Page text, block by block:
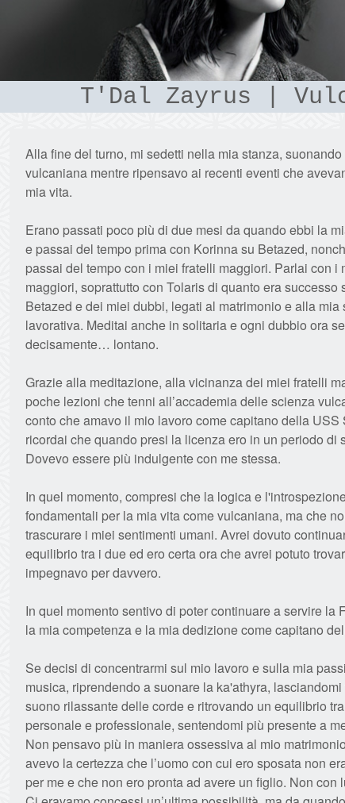
T'Dal Zayrus |
Alla fine del turno, mi sedetti nella mia stanza,
vulcaniana mentre ripensavo ai recenti eventi che
mia vita.
Erano passati poco più di due mesi da quando ebbi la
e passai del tempo prima con Korinna su Betazed,
passai del tempo con i miei fratelli maggiori. Parlai con i
maggiori, soprattutto con Tolaris di quanto era successo
Betazed e dei miei dubbi, legati al matrimonio e alla mia
lavorativa. Meditai anche in solitaria e ogni dubbio ora
decisamente… lontano.
Grazie alla meditazione, alla vicinanza dei miei fratelli
poche lezioni che tenni all’accademia delle scienza
conto che amavo il mio lavoro come capitano della USS
ricordai che quando presi la licenza ero in un periodo di
Dovevo essere più indulgente con me stessa.
In quel momento, compresi che la logica e
fondamentali per la mia vita come vulcaniana, ma che
trascurare i miei sentimenti umani. Avrei dovuto
equilibrio tra i due ed ero certa ora che avrei potuto
impegnavo per davvero.
In quel momento sentivo di poter continuare a servire la
la mia competenza e la mia dedizione come capitano
Se decisi di concentrarmi sul mio lavoro e sulla mia
musica, riprendendo a suonare la ka'athyra,
suono rilassante delle corde e ritrovando un equilibrio
personale e professionale, sentendomi più presente a
Non pensavo più in maniera ossessiva al mio
avevo la certezza che l’uomo con cui ero sposata non
per me e che non ero pronta ad avere un figlio. Non con